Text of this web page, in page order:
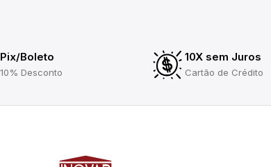
Pix/Boleto
10% Desconto
10X sem Juros
Cartão de Crédito